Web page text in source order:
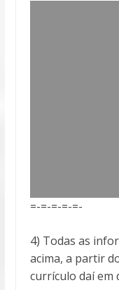
=-=-=-=-=-
4) Todas as
acima, a partir
currículo daí em